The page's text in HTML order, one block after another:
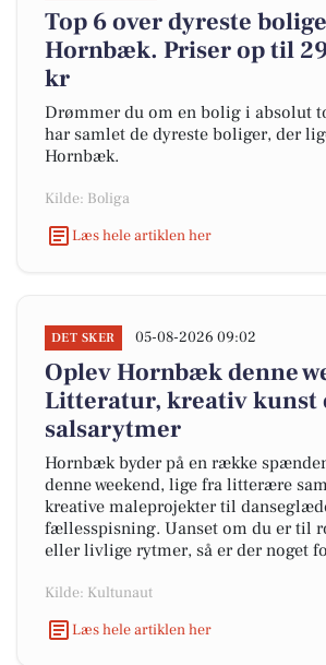
Top 6 over dyreste
Hornbæk. Priser op til
kr
Drømmer du om en bolig i absolut
har samlet de dyreste boliger, der
Hornbæk.
Kilde: Boliga
Læs hele artiklen her
DET SKER 05-08-2026 09:02
Oplev Hornbæk denne
Litteratur, kreativ kunst
salsarytmer
Hornbæk byder på en række
denne weekend, lige fra litterære
kreative maleprojekter til
fællesspisning. Uanset om du er til
eller livlige rytmer, så er der noget
Kilde: Kultunaut
Læs hele artiklen her